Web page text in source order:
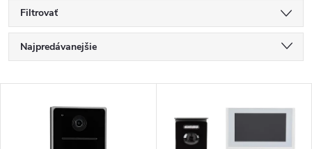
Filtrovať
R
a
Najpredávanejšie